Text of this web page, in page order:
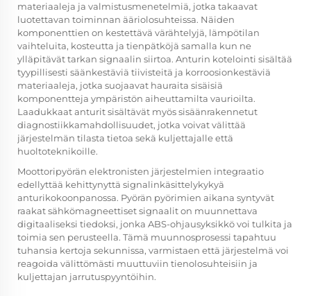
materiaaleja ja valmistusmenetelmiä, jotka takaavat
luotettavan toiminnan ääriolosuhteissa. Näiden
komponenttien on kestettävä värähtelyjä, lämpötilan
vaihteluita, kosteutta ja tienpätköjä samalla kun ne
ylläpitävät tarkan signaalin siirtoa. Anturin kotelointi sisältää
tyypillisesti säänkestäviä tiivisteitä ja korroosionkestäviä
materiaaleja, jotka suojaavat hauraita sisäisiä
komponentteja ympäristön aiheuttamilta vaurioilta.
Laadukkaat anturit sisältävät myös sisäänrakennetut
diagnostiikkamahdollisuudet, jotka voivat välittää
järjestelmän tilasta tietoa sekä kuljettajalle että
huoltoteknikoille.
Moottoripyörän elektronisten järjestelmien integraatio
edellyttää kehittynyttä signalinkäsittelykykyä
anturikokoonpanossa. Pyörän pyörimien aikana syntyvät
raakat sähkömagneettiset signaalit on muunnettava
digitaaliseksi tiedoksi, jonka ABS-ohjausyksikkö voi tulkita ja
toimia sen perusteella. Tämä muunnosprosessi tapahtuu
tuhansia kertoja sekunnissa, varmistaen että järjestelmä voi
reagoida välittömästi muuttuviin tienolosuhteisiin ja
kuljettajan jarrutuspyyntöihin.